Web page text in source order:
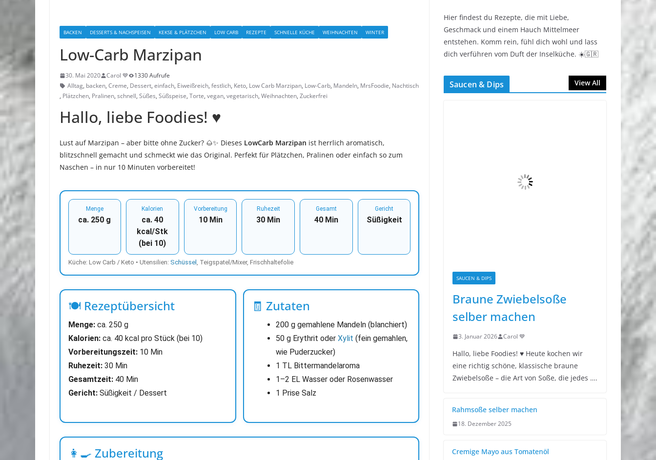
BACKEN DESSERTS & NACHSPEISEN KEKSE & PLÄTZCHEN LOW CARB REZEPTE SCHNELLE KÜCHE WEIHNACHTEN WINTER
Low-Carb Marzipan
30. Mai 2020 Carol 💙
1330 Aufrufe
Alltag, backen, Creme, Dessert, einfach, Eiweißreich, festlich, Keto, Low Carb Marzipan, Low-Carb, Mandeln, MrsFoodie, Nachtisch
, Plätzchen, Pralinen, schnell, Süßes, Süßspeise, Torte, vegan, vegetarisch, Weihnachten, Zuckerfrei
Hallo, liebe Foodies! ♥︎
Lust auf Marzipan – aber bitte ohne Zucker? 🌰✨ Dieses LowCarb Marzipan ist herrlich aromatisch,
blitzschnell gemacht und schmeckt wie das Original. Perfekt für Plätzchen, Pralinen oder einfach so zum
Naschen – in nur 10 Minuten vorbereitet!
Menge
ca. 250 g
Kalorien
ca. 40
kcal/Stk
(bei 10)
Vorbereitung
10 Min
Ruhezeit
30 Min
Gesamt
40 Min
Gericht
Süßigkeit
Küche: Low Carb / Keto • Utensilien: Schüssel , Teigspatel/Mixer, Frischhaltefolie
🍽 Rezeptübersicht
Menge:ca. 250 g
Kalorien:ca. 40 kcal pro Stück (bei 10)
Vorbereitungszeit:10 Min
Ruhezeit:30 Min
Gesamtzeit:40 Min
Gericht:Süßigkeit / Dessert
🧾 Zutaten
200 g gemahlene Mandeln (blanchiert)
50 g Erythrit oder Xylit (fein gemahlen,
wie Puderzucker)
1 TL Bittermandelaroma
1–2 EL Wasser oder Rosenwasser
1 Prise Salz
👩‍🍳 Zubereitung
Hier findest du Rezepte, die mit Liebe,
Geschmack und einem Hauch Mittelmeer
entstehen. Komm rein, fühl dich wohl und lass
dich verführen vom Duft der Inselküche. ☀️🇬🇷
Saucen & Dips View All
SAUCEN & DIPS
Braune Zwiebelsoße
selber machen
3. Januar 2026 Carol 💙
Hallo, liebe Foodies! ♥︎ Heute kochen wir
eine richtig schöne, klassische braune
Zwiebelsoße – die Art von Soße, die jedes ….
Rahmsoße selber machen
18. Dezember 2025
Cremige Mayo aus Tomatenöl